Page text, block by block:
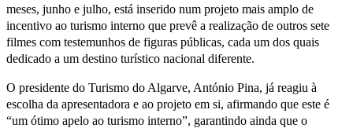
meses, junho e julho, está inserido num projeto mais amplo de
incentivo ao turismo interno que prevê a realização de outros sete
filmes com testemunhos de figuras públicas, cada um dos quais
dedicado a um destino turístico nacional diferente.
O presidente do Turismo do Algarve, António Pina, já reagiu à
escolha da apresentadora e ao projeto em si, afirmando que este é
“um ótimo apelo ao turismo interno”, garantindo ainda que o